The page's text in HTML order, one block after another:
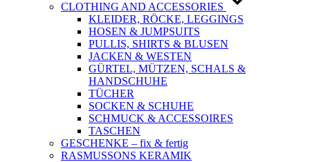
CLOTHING AND ACCESSORIES
KLEIDER, RÖCKE, LEGGINGS
HOSEN & JUMPSUITS
PULLIS, SHIRTS & BLUSEN
JACKEN & WESTEN
GÜRTEL, MÜTZEN, SCHALS &
HANDSCHUHE
TÜCHER
SOCKEN & SCHUHE
SCHMUCK & ACCESSOIRES
TASCHEN
GESCHENKE – fix & fertig
RASMUSSONS KERAMIK